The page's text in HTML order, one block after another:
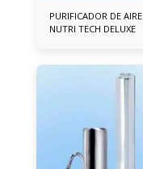
PURIFICADOR DE AIRE
NUTRI TECH DELUXE